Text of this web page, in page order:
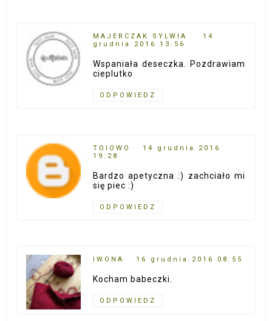
MAJERCZAK SYLWIA
14
grudnia 2016 13:56
Wspaniała deseczka. Pozdrawiam
cieplutko
ODPOWIEDZ
TOIOWO
14 grudnia 2016
19:28
Bardzo apetyczna :) zachciało mi
się piec :)
ODPOWIEDZ
IWONA 16 grudnia 2016 08:55
Kocham babeczki.
ODPOWIEDZ